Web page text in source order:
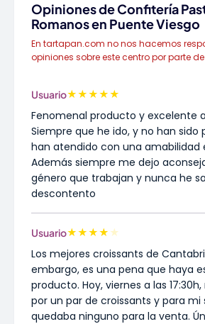
Opiniones de Confitería
Romanos en Puente Viesgo
En tartapan.com no nos hacemos
opiniones sobre este centro por parte
Usuario★★★★★
Fenomenal producto y excelente
Siempre que he ido, y no han sido
han atendido con una amabilidad
Además siempre me dejo
género que trabajan y nunca he
descontento
Usuario★★★★ ★
Los mejores croissants de
embargo, es una pena que haya
producto. Hoy, viernes a las
por un par de croissants y para mi
quedaba ninguno para la venta.